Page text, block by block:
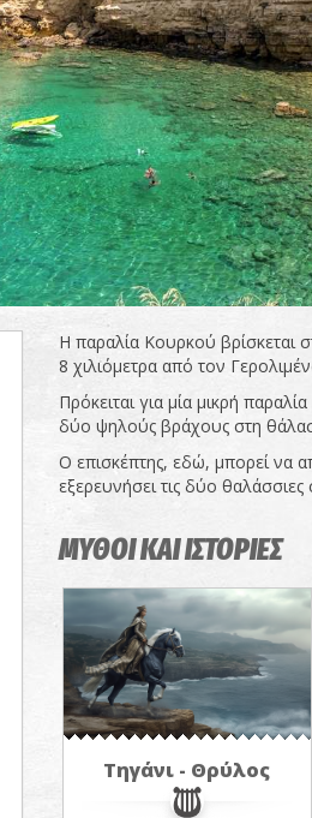
Η παραλία Κουρκού βρίσκεται
8 χιλιόμετρα από τον
Πρόκειται για μία μικρή
δύο ψηλούς βράχους στη
Ο επισκέπτης, εδώ, μπορεί να
εξερευνήσει τις δύο
ΜΥΘΟΙ ΚΑΙ ΙΣΤΟΡΙΕΣ
Τηγάνι - Θρύλος